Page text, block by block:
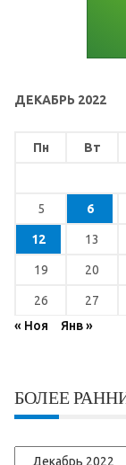
ДЕКАБРЬ 2022
Пн Вт
5 6
12 13
19 20
26 27
« Ноя
Янв »
БОЛЕЕ
Более